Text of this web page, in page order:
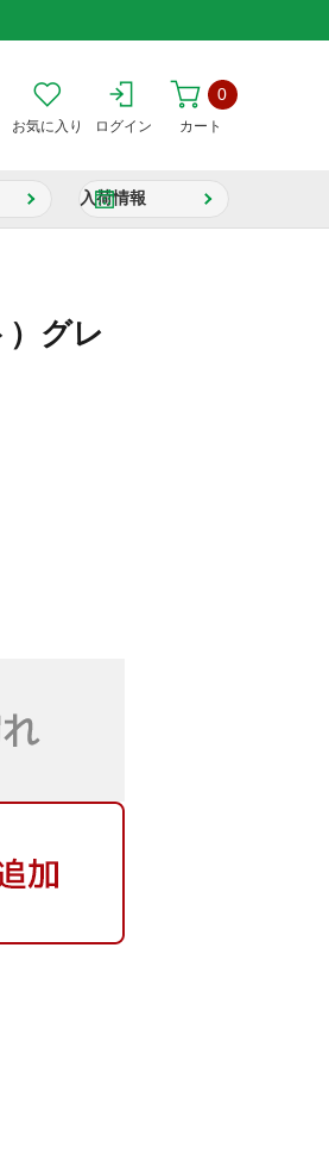
お気に入り ログイン カート
0
入荷情報
グレ